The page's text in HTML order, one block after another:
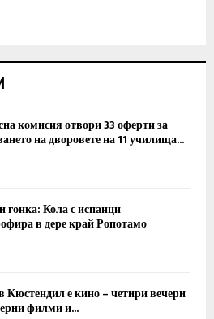
комисия отвори 33 оферти за
на дворовете на 11 училища...
Кола с испанци
в дере край Ропотамо
Кюстендил е кино – четири вечери
филми и...